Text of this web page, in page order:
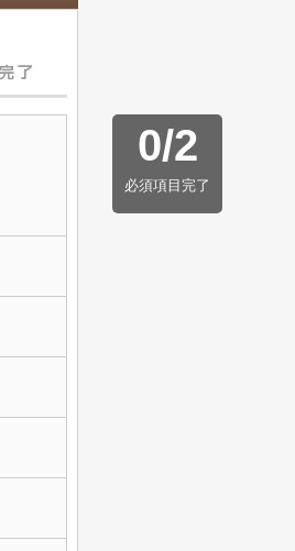
0/2
必須項目完了